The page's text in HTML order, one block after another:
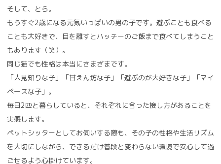
そして、とら。
もうすぐ2歳になる元気いっぱいの男の子です。遊ぶことも食べる
ことも大好きで、目を離すとハッチーのご飯まで食べてしまうこと
もあります（笑）。
同じ猫でも性格は本当にさまざまです。
「人見知りな子」「甘えん坊な子」「遊ぶのが大好きな子」「マイ
ペースな子」。
毎日2匹と暮らしていると、それぞれに合った接し方があることを
実感します。
ペットシッターとしてお伺いする際も、その子の性格や生活リズム
を大切にしながら、できるだけ普段と変わらない環境で安心して過
ごせるよう心掛けています。